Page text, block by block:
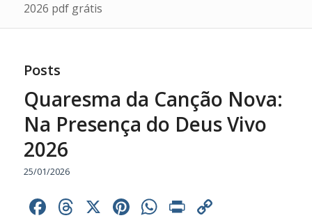
2026 pdf grátis
Posts
Quaresma da Canção Nova:
Na Presença do Deus Vivo
2026
25/01/2026
Facebook
Threads
X Pinterest
WhatsApp
Print